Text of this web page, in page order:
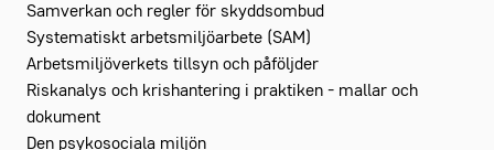
Samverkan och regler för skyddsombud
Systematiskt arbetsmiljöarbete (SAM)
Arbetsmiljöverkets tillsyn och påföljder
Riskanalys och krishantering i praktiken - mallar och
dokument
Den psykosociala miljön